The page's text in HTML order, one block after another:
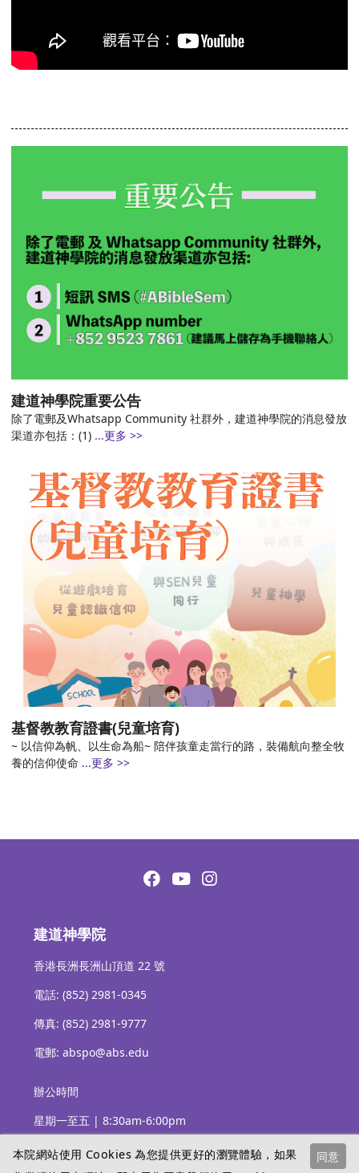
建道神學院重要公告
除了電郵及Whatsapp Community 社群外，建道神學院的消息發放
渠道亦包括：(1) ...更多 >>
基督教教育證書(兒童培育)
~ 以信仰為帆、以生命為船~ 陪伴孩童走當行的路，裝備航向整全牧
養的信仰使命 ...更多 >>
建道神學院
香港長洲長洲山頂道 22 號
電話: (852) 2981-0345
傳真: (852) 2981-9777
電郵: abspo@abs.edu
辦公時間
星期一至五 | 8:30am-6:00pm
同意
本院網站使用 Cookies 為您提供更好的瀏覽體驗，如果